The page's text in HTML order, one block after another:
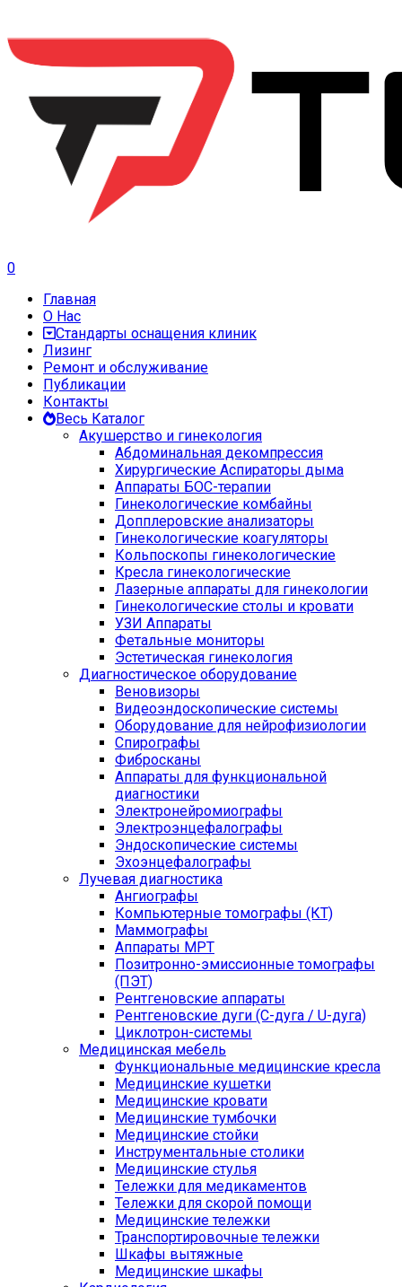
0
Главная
О Нас
Стандарты оснащения клиник
Лизинг
Ремонт и обслуживание
Публикации
Контакты
Весь Каталог
Акушерство и гинекология
Абдоминальная декомпрессия
Хирургические Аспираторы дыма
Аппараты БОС-терапии
Гинекологические комбайны
Допплеровские анализаторы
Гинекологические коагуляторы
Кольпоскопы гинекологические
Кресла гинекологические
Лазерные аппараты для гинекологии
Гинекологические столы и кровати
УЗИ Аппараты
Фетальные мониторы
Эстетическая гинекология
Диагностическое оборудование
Веновизоры
Видеоэндоскопические системы
Оборудование для нейрофизиологии
Спирографы
Фибросканы
Аппараты для функциональной
диагностики
Электронейромиографы
Электроэнцефалографы
Эндоскопические системы
Эхоэнцефалографы
Лучевая диагностика
Ангиографы
Компьютерные томографы (КТ)
Маммографы
Аппараты МРТ
Позитронно-эмиссионные томографы
(ПЭТ)
Рентгеновские аппараты
Рентгеновские дуги (С-дуга / U-дуга)
Циклотрон-системы
Медицинская мебель
Функциональные медицинские кресла
Медицинские кушетки
Медицинские кровати
Медицинские тумбочки
Медицинские стойки
Инструментальные столики
Медицинские стулья
Тележки для медикаментов
Тележки для скорой помощи
Медицинские тележки
Транспортировочные тележки
Шкафы вытяжные
Медицинские шкафы